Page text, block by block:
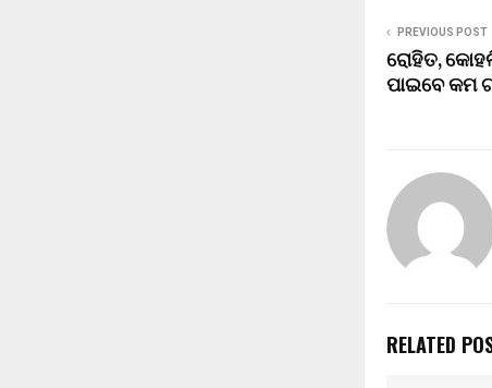
PREVIOUS POST
ରୋହିତ,
ପାଇବେ କମ
RELATED